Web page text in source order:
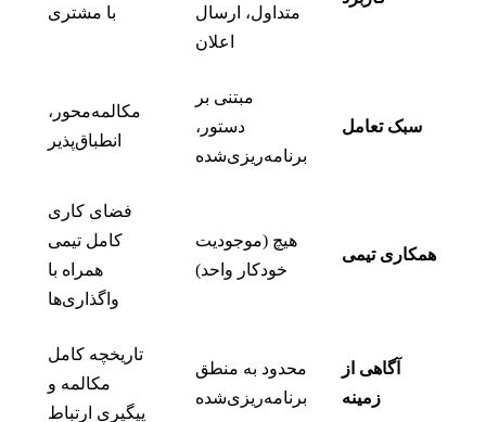
متداول، ارسال
با مشتری
سبک تعامل
مبتنی بر
دستور،
برنامه‌ریزی‌شده
مکالمه‌محور،
انطباق‌پذیر
همکاری تیمی
هیچ (موجودیت
خودکار واحد)
فضای کاری
کامل تیمی
همراه با
واگذاری‌ها
آگاهی از
زمینه
محدود به منطق
برنامه‌ریزی‌شده
تاریخچه کامل
مکالمه و
پیگیری ارتباط